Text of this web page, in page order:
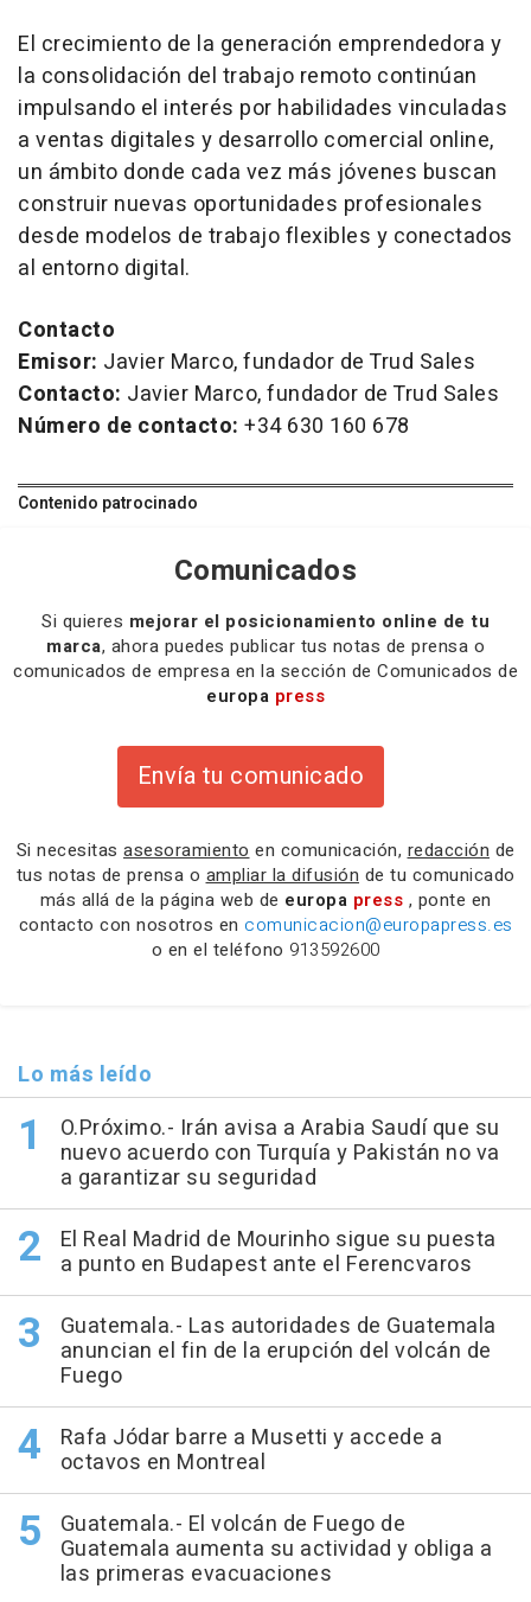
El crecimiento de la generación emprendedora y
la consolidación del trabajo remoto continúan
impulsando el interés por habilidades vinculadas
a ventas digitales y desarrollo comercial online,
un ámbito donde cada vez más jóvenes buscan
construir nuevas oportunidades profesionales
desde modelos de trabajo flexibles y conectados
al entorno digital.
Contacto
Emisor: Javier Marco, fundador de Trud Sales
Contacto: Javier Marco, fundador de Trud Sales
Número de contacto: +34 630 160 678
Contenido patrocinado
Comunicados
Si quieres mejorar el posicionamiento online de tu
marca, ahora puedes publicar tus notas de prensa o
comunicados de empresa en la sección de Comunicados de
europa press
Envía tu comunicado
Si necesitas asesoramiento en comunicación, redacción de
tus notas de prensa o ampliar la difusión de tu comunicado
más allá de la página web de europa press , ponte en
contacto con nosotros en comunicacion@europapress.es
o en el teléfono 913592600
Lo más leído
O.Próximo.- Irán avisa a Arabia Saudí que su
nuevo acuerdo con Turquía y Pakistán no va
a garantizar su seguridad
El Real Madrid de Mourinho sigue su puesta
a punto en Budapest ante el Ferencvaros
Guatemala.- Las autoridades de Guatemala
anuncian el fin de la erupción del volcán de
Fuego
Rafa Jódar barre a Musetti y accede a
octavos en Montreal
Guatemala.- El volcán de Fuego de
Guatemala aumenta su actividad y obliga a
las primeras evacuaciones